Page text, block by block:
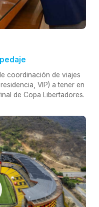
coordinación de viajes
VIP) a tener en
de Copa Libertadores.